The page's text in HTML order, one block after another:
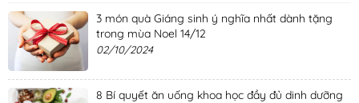
3 món quà Giáng sinh ý nghĩa nhất dành tặng
trong mùa Noel 14/12
02/10/2024
8 Bí quyết ăn uống khoa học đầy đủ dinh dưỡng